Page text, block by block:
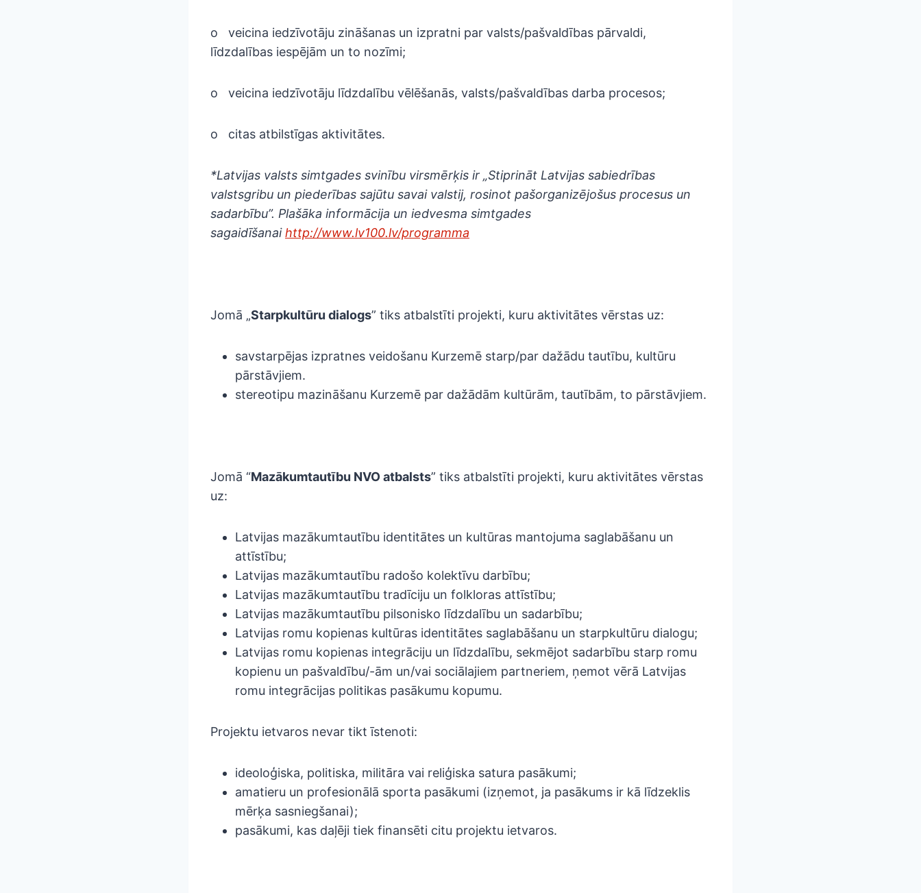
o veicina iedzīvotāju zināšanas un izpratni par valsts/pašvaldības pārvaldi,
līdzdalības iespējām un to nozīmi;
o veicina iedzīvotāju līdzdalību vēlēšanās, valsts/pašvaldības darba procesos;
o citas atbilstīgas aktivitātes.
*Latvijas valsts simtgades svinību virsmērķis ir „Stiprināt Latvijas sabiedrības
valstsgribu un piederības sajūtu savai valstij, rosinot pašorganizējošus procesus un
sadarbību”. Plašāka informācija un iedvesma simtgades
sagaidīšanaihttp://www.lv100.lv/programma
Jomā „Starpkultūru dialogs” tiks atbalstīti projekti, kuru aktivitātes vērstas uz:
savstarpējas izpratnes veidošanu Kurzemē starp/par dažādu tautību, kultūru
pārstāvjiem.
stereotipu mazināšanu Kurzemē par dažādām kultūrām, tautībām, to pārstāvjiem.
Jomā “Mazākumtautību NVO atbalsts” tiks atbalstīti projekti, kuru aktivitātes vērstas
uz:
Latvijas mazākumtautību identitātes un kultūras mantojuma saglabāšanu un
attīstību;
Latvijas mazākumtautību radošo kolektīvu darbību;
Latvijas mazākumtautību tradīciju un folkloras attīstību;
Latvijas mazākumtautību pilsonisko līdzdalību un sadarbību;
Latvijas romu kopienas kultūras identitātes saglabāšanu un starpkultūru dialogu;
Latvijas romu kopienas integrāciju un līdzdalību, sekmējot sadarbību starp romu
kopienu un pašvaldību/-ām un/vai sociālajiem partneriem, ņemot vērā Latvijas
romu integrācijas politikas pasākumu kopumu.
Projektu ietvaros nevar tikt īstenoti:
ideoloģiska, politiska, militāra vai reliģiska satura pasākumi;
amatieru un profesionālā sporta pasākumi (izņemot, ja pasākums ir kā līdzeklis
mērķa sasniegšanai);
pasākumi, kas daļēji tiek finansēti citu projektu ietvaros.